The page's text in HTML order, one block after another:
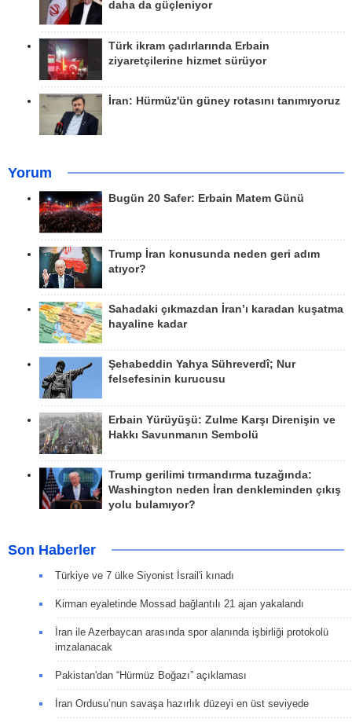
daha da güçleniyor
Türk ikram çadırlarında Erbain
ziyaretçilerine hizmet sürüyor
İran: Hürmüz'ün güney rotasını tanımıyoruz
Yorum
Bugün 20 Safer: Erbain Matem Günü
Trump İran konusunda neden geri adım
atıyor?
Sahadaki çıkmazdan İran’ı karadan kuşatma
hayaline kadar
Şehabeddin Yahya Sühreverdî; Nur
felsefesinin kurucusu
Erbain Yürüyüşü: Zulme Karşı Direnişin ve
Hakkı Savunmanın Sembolü
Trump gerilimi tırmandırma tuzağında:
Washington neden İran denkleminden çıkış
yolu bulamıyor?
Son Haberler
Türkiye ve 7 ülke Siyonist İsrail'i kınadı
Kirman eyaletinde Mossad bağlantılı 21 ajan yakalandı
İran ile Azerbaycan arasında spor alanında işbirliği protokolü
imzalanacak
Pakistan'dan “Hürmüz Boğazı” açıklaması
İran Ordusu’nun savaşa hazırlık düzeyi en üst seviyede